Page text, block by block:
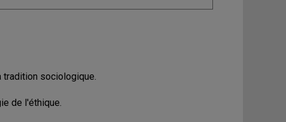
tradition sociologique.
de l'éthique.